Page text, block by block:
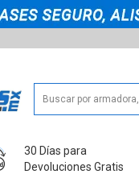
30 Días para
Devoluciones Gratis